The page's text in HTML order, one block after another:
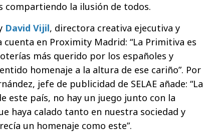
compartiendo la ilusión de todos.
David Vijil, directora creativa ejecutiva y
en Proximity Madrid: “La Primitiva es
más querido por los españoles y
homenaje a la altura de ese cariño”. Por
jefe de publicidad de SELAE añade: “La
este país, no hay un juego junto con la
haya calado tanto en nuestra sociedad y
un homenaje como este”.